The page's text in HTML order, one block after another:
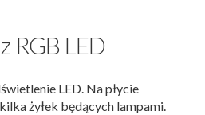
RGB LED
LED. Na płycie
żyłek będących lampami.